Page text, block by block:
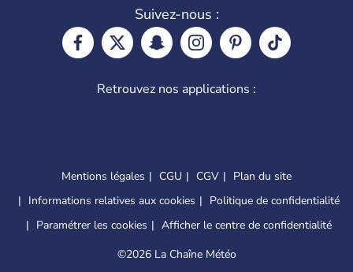
Suivez-nous :
Retrouvez nos applications :
Mentions légales CGU CGV
Plan du site
Informations relatives aux cookies
Politique de confidentialité
Paramétrer les cookies
Afficher le centre de confidentialité
©2026 La Chaîne Météo